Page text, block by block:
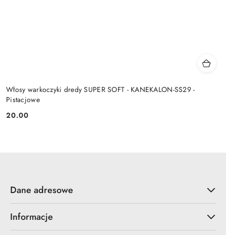
Włosy warkoczyki dredy SUPER SOFT - KANEKALON-SS29 -
Pistacjowe
Cena:
20.00
Dane adresowe
Informacje